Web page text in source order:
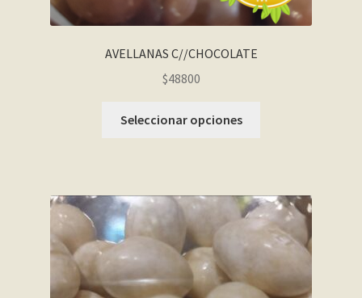
AVELLANAS C//CHOCOLATE
$48800
Seleccionar opciones